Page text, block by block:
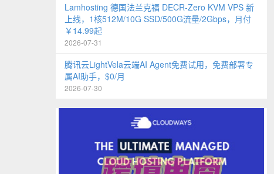
Lamhosting 德国法兰克福 DECR-Zero KVM VPS 新
上线，1核512M/10G SSD/500G流量/2Gbps，月付
￥14.99起
2026-07-31
腾讯云LightVela云端AI Agent免费试用，免费部署专
属AI助手，$0/月
2026-07-30